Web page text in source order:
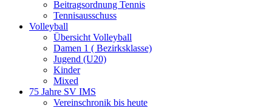
Beitragsordnung Tennis
Tennisausschuss
Volleyball
Übersicht Volleyball
Damen 1 ( Bezirksklasse)
Jugend (U20)
Kinder
Mixed
75 Jahre SV IMS
Vereinschronik bis heute